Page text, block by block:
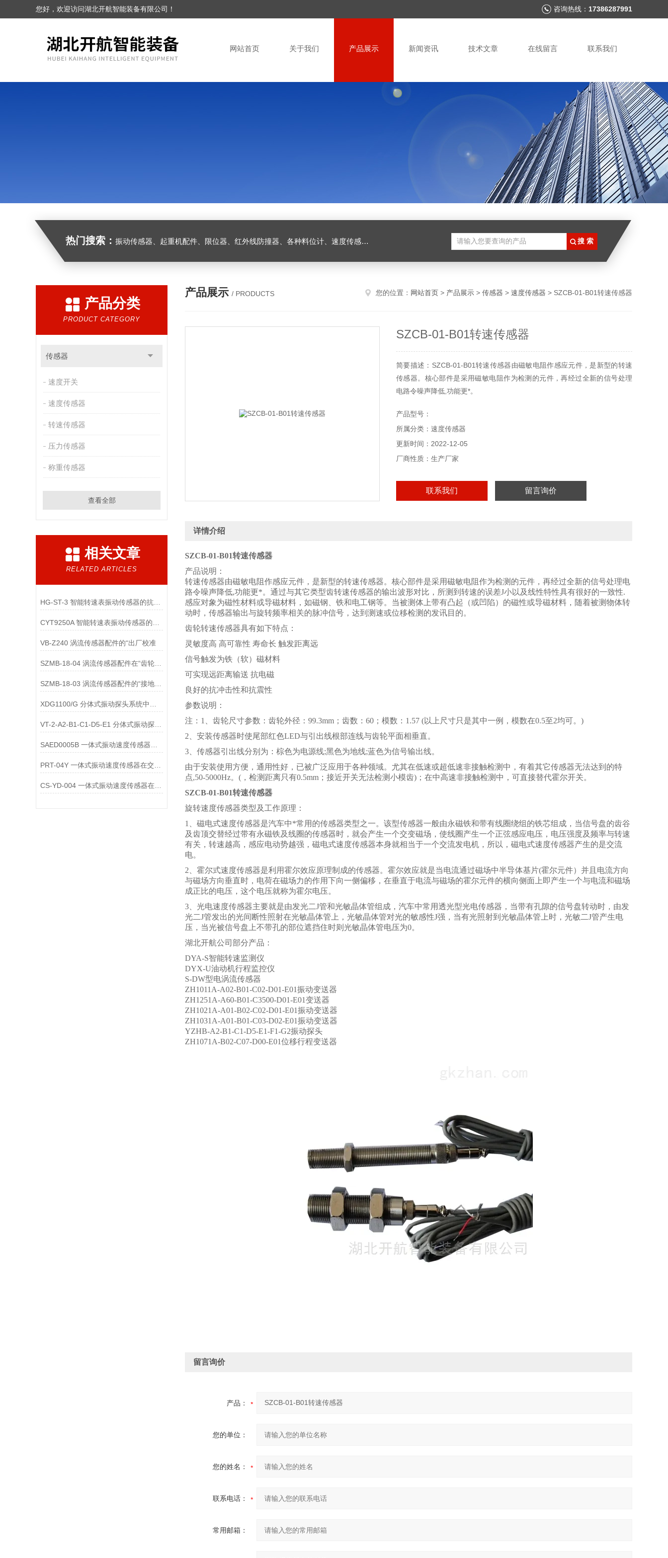
您好，欢迎访问湖北开航智能装备有限公司！ 咨询热线： 17386287991
网站首页 关于我们 产品展示 新闻资讯 技术文章 在线留言 联系我们
热门搜索： 振动传感器、起重机配件、限位器、红外线防撞器、各种料位计、速度传感器、堵煤开关等
产品分类
PRODUCT CATEGORY
传感器
速度开关
速度传感器
转速传感器
压力传感器
称重传感器
查看全部
相关文章
RELATED ARTICLES
HG-ST-3 智能转速表振动传感器的抗电磁干扰设计包含哪些关键技术？
VB-Z240 涡流传感器配件的“出厂校准
SZMB-18-04 涡流传感器配件在“齿轮箱与低速重载机械”监测中的应用
SZMB-18-03 涡流传感器配件的“接地与屏蔽”不良会导致哪些
CS-YD-004 一体式振动速度传感器在能源领域的应用场景有哪些？
产品展示 / PRODUCTS 您的位置： 网站首页 > 产品展示 > 传感器 > 速度传感器 > SZCB-01-B01转速传感器
SZCB-01-B01转速传感器
简要描述：SZCB-01-B01转速传感器由磁敏电阻作感应元件，是新型的转速
传感器。核心部件是采用磁敏电阻作为检测的元件，再经过全新的信号处理
电路令噪声降低,功能更*。
产品型号：
所属分类：速度传感器
更新时间：2022-12-05
厂商性质：生产厂家
联系我们 留言询价
详情介绍
SZCB-01-B01转速传感器
产品说明：
转速传感器由磁敏电阻作感应元件，是新型的转速传感器。核心部件是采用磁敏电阻作为检测的元件，再经过全新的信号处理电
路令噪声降低,功能更*。通过与其它类型齿转速传感器的输出波形对比，所测到转速的误差J小以及线性特性具有很好的一致性.
感应对象为磁性材料或导磁材料，如磁钢、铁和电工钢等。当被测体上带有凸起（或凹陷）的磁性或导磁材料，随着被测物体转
动时，传感器输出与旋转频率相关的脉冲信号，达到测速或位移检测的发讯目的。
齿轮转速传感器具有如下特点：
灵敏度高 高可靠性 寿命长 触发距离远
信号触发为铁（软）磁材料
可实现远距离输送 抗电磁
良好的抗冲击性和抗震性
参数说明：
注：1、齿轮尺寸参数：齿轮外径：99.3mm；齿数：60；模数：1.57 (以上尺寸只是其中一例，模数在0.5至2均可。)
2、安装传感器时使尾部红色LED与引出线根部连线与齿轮平面相垂直。
3、传感器引出线分别为：棕色为电源线;黑色为地线;蓝色为信号输出线。
由于安装使用方便，通用性好，已被广泛应用于各种领域。尤其在低速或超低速非接触检测中，有着其它传感器无法达到的特
点,50-5000Hz。(，检测距离只有0.5mm；接近开关无法检测小模齿)；在中高速非接触检测中，可直接替代霍尔开关。
SZCB-01-B01转速传感器
旋转速度传感器类型及工作原理：
1、磁电式速度传感器是汽车中*常用的传感器类型之一。该型传感器一般由永磁铁和带有线圈绕组的铁芯组成，当信号盘的齿谷
及齿顶交替经过带有永磁铁及线圈的传感器时，就会产生一个交变磁场，使线圈产生一个正弦感应电压，电压强度及频率与转速
有关，转速越高，感应电动势越强，磁电式速度传感器本身就相当于一个交流发电机，所以，磁电式速度传感器产生的是交流
电。
2、霍尔式速度传感器是利用霍尔效应原理制成的传感器。霍尔效应就是当电流通过磁场中半导体基片(霍尔元件）并且电流方向
与磁场方向垂直时，电荷在磁场力的作用下向一侧偏移，在垂直于电流与磁场的霍尔元件的横向侧面上即产生一个与电流和磁场
成正比的电压，这个电压就称为霍尔电压。
3、光电速度传感器主要就是由发光二J管和光敏晶体管组成，汽车中常用透光型光电传感器，当带有孔隙的信号盘转动时，由发
光二J管发出的光间断性照射在光敏晶体管上，光敏晶体管对光的敏感性J强，当有光照射到光敏晶体管上时，光敏二J管产生电
压，当光被信号盘上不带孔的部位遮挡住时则光敏晶体管电压为0。
湖北开航公司部分产品：
DYA-S智能转速监测仪
DYX-U油动机行程监控仪
S-DW型电涡流传感器
ZH1011A-A02-B01-C02-D01-E01振动变送器
ZH1251A-A60-B01-C3500-D01-E01变送器
ZH1021A-A01-B02-C02-D01-E01振动变送器
ZH1031A-A01-B01-C03-D02-E01振动变送器
YZHB-A2-B1-C1-D5-E1-F1-G2振动探头
ZH1071A-B02-C07-D00-E01位移行程变送器
留言询价
产品：
您的单位：
您的姓名：
联系电话：
常用邮箱：